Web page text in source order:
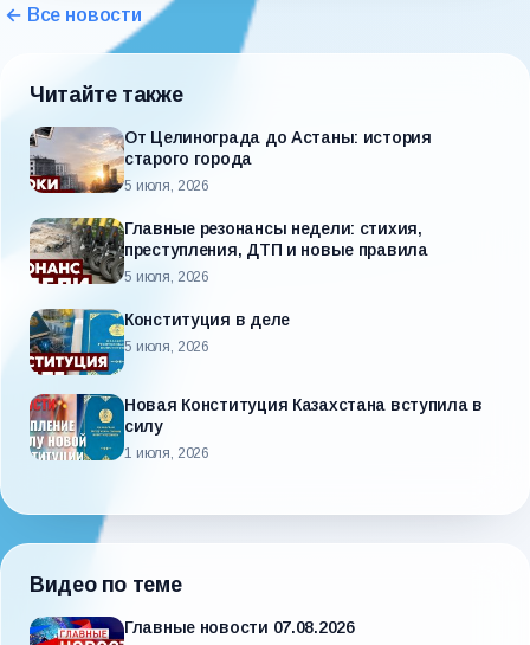
← Все новости
Читайте также
От Целинограда до Астаны: история
старого города
5 июля, 2026
Главные резонансы недели: стихия,
преступления, ДТП и новые правила
5 июля, 2026
Конституция в деле
5 июля, 2026
Новая Конституция Казахстана вступила в
силу
1 июля, 2026
Видео по теме
Главные новости 07.08.2026